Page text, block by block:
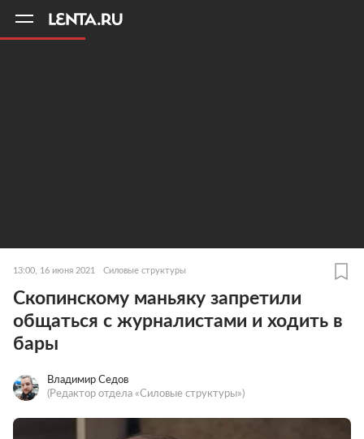
13:00, 16 июня 2021 Силовые структуры
Скопинскому маньяку запретили
общаться с журналистами и ходить в
бары
Владимир Седов
(Редактор отдела «Силовые структуры»)